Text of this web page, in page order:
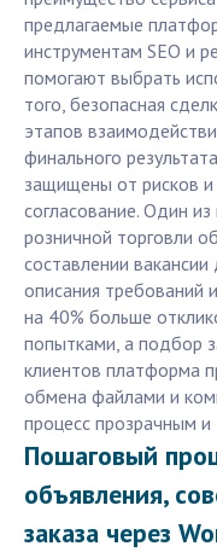
предлагаемые
инструментам SEO и
помогают выбрать
того, безопасная
этапов
финального
защищены от рисков
согласование. Один
розничной торговли
составлении
описания требований
на 40% больше
попытками, а подбор
клиентов платформа
обмена файлами и
процесс прозрачным
Пошаговый
объявления,
заказа через